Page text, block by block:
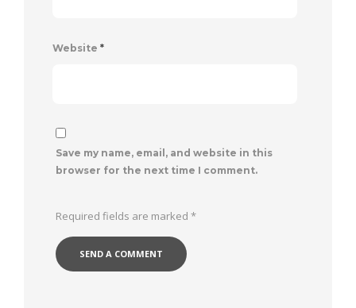
Website *
Save my name, email, and website in this
browser for the next time I comment.
Required fields are marked *